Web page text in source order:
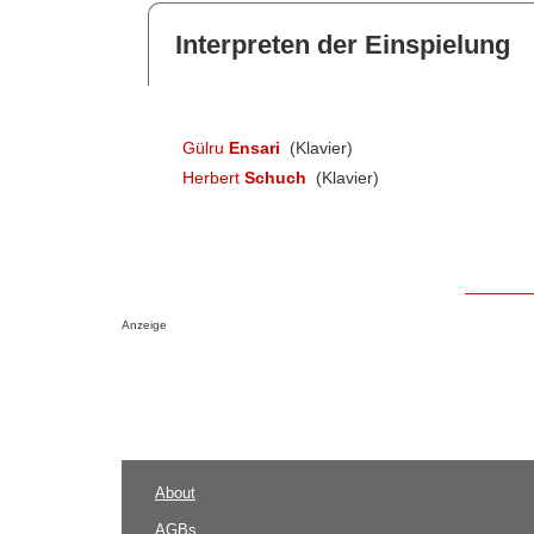
Interpreten der Einspielung
Gülru Ensari
(Klavier)
Herbert Schuch (Klavier)
Anzeige
About
AGBs